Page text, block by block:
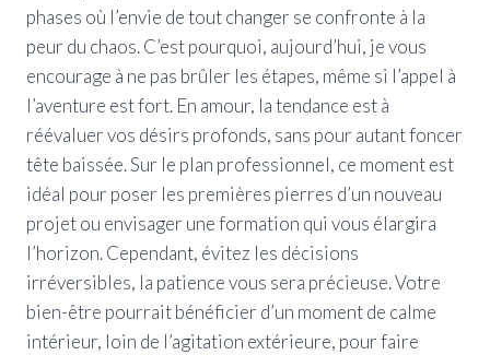
phases où l’envie de tout changer se confronte à la
peur du chaos. C’est pourquoi, aujourd’hui, je vous
encourage à ne pas brûler les étapes, même si l’appel à
l’aventure est fort. En amour, la tendance est à
réévaluer vos désirs profonds, sans pour autant foncer
tête baissée. Sur le plan professionnel, ce moment est
idéal pour poser les premières pierres d’un nouveau
projet ou envisager une formation qui vous élargira
l’horizon. Cependant, évitez les décisions
irréversibles, la patience vous sera précieuse. Votre
bien-être pourrait bénéficier d’un moment de calme
intérieur, loin de l’agitation extérieure, pour faire